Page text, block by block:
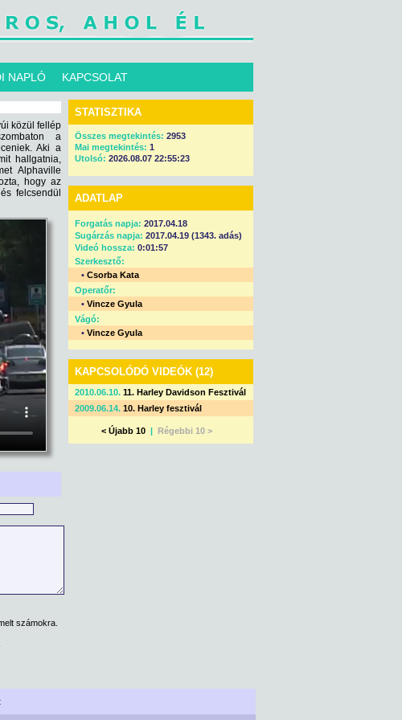
NAPLÓ KAPCSOLAT
közül fellép
a
Aki a
hallgatnia,
Alphaville
hogy az
felcsendül
számokra.
STATISZTIKA
Összes megtekintés: 2953
Mai megtekintés: 1
Utolsó: 2026.08.07 22:55:23
ADATLAP
Forgatás napja: 2017.04.18
Sugárzás napja: 2017.04.19 (1343. adás)
Videó hossza: 0:01:57
Szerkesztő:
• Csorba Kata
Operatőr:
• Vincze Gyula
Vágó:
• Vincze Gyula
KAPCSOLÓDÓ VIDEÓK (12)
2010.06.10. 11. Harley Davidson Fesztivál
2009.06.14. 10. Harley fesztivál
< Újabb 10 | Régebbi 10 >